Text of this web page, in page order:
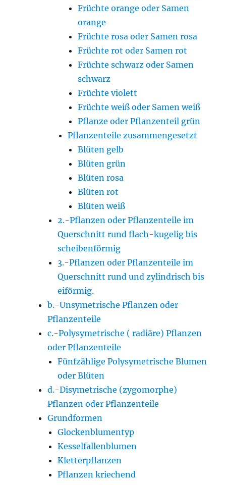
Früchte orange oder Samen
orange
Früchte rosa oder Samen rosa
Früchte rot oder Samen rot
Früchte schwarz oder Samen
schwarz
Früchte violett
Früchte weiß oder Samen weiß
Pflanze oder Pflanzenteil grün
Pflanzenteile zusammengesetzt
Blüten gelb
Blüten grün
Blüten rosa
Blüten rot
Blüten weiß
2.-Pflanzen oder Pflanzenteile im
Querschnitt rund flach-kugelig bis
scheibenförmig
3.-Pflanzen oder Pflanzenteile im
Querschnitt rund und zylindrisch bis
eiförmig.
b.-Unsymetrische Pflanzen oder
Pflanzenteile
c.-Polysymetrische ( radiäre) Pflanzen
oder Pflanzenteile
Fünfzählige Polysymetrische Blumen
oder Blüten
d.-Disymetrische (zygomorphe)
Pflanzen oder Pflanzenteile
Grundformen
Glockenblumentyp
Kesselfallenblumen
Kletterpflanzen
Pflanzen kriechend